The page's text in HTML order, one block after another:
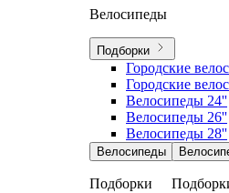
Велосипеды
Подборки
Городские
Городские
Велосипеды 24''
Велосипеды 26''
Велосипеды 28''
Велосипеды
Подборки